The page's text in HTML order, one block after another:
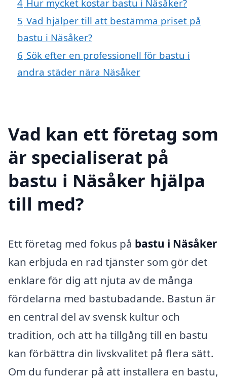
4 Hur mycket kostar bastu i Näsåker?
5 Vad hjälper till att bestämma priset på
bastu i Näsåker?
6 Sök efter en professionell för bastu i
andra städer nära Näsåker
Vad kan ett företag som
är specialiserat på
bastu i Näsåker hjälpa
till med?
Ett företag med fokus på bastu i Näsåker
kan erbjuda en rad tjänster som gör det
enklare för dig att njuta av de många
fördelarna med bastubadande. Bastun är
en central del av svensk kultur och
tradition, och att ha tillgång till en bastu
kan förbättra din livskvalitet på flera sätt.
Om du funderar på att installera en bastu,